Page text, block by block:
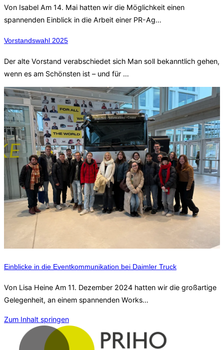
Von Isabel Am 14. Mai hatten wir die Möglichkeit einen
spannenden Einblick in die Arbeit einer PR-Ag…
Vorstandswahl 2025
Der alte Vorstand verabschiedet sich Man soll bekanntlich gehen,
wenn es am Schönsten ist – und für …
Einblicke in die Eventkommunikation bei Daimler Truck
Von Lisa Heine Am 11. Dezember 2024 hatten wir die großartige
Gelegenheit, an einem spannenden Works…
Zum Inhalt springen